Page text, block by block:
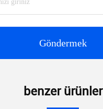
Göndermek
benzer ürünler